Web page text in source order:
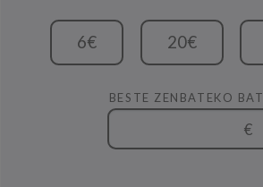
6€ 20€
BESTE ZENBATEKO BAT
€